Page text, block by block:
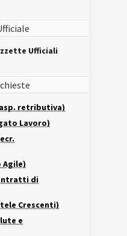
Ufficiali
retributiva)
Lavoro)
Agile)
di
Crescenti)
e